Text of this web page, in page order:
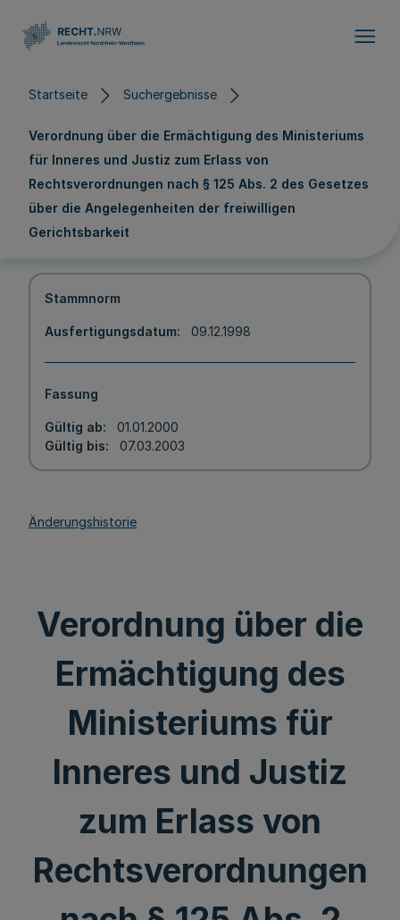
Startseite Suchergebnisse
Verordnung über die Ermächtigung des Ministeriums
für Inneres und Justiz zum Erlass von
Rechtsverordnungen nach § 125 Abs. 2 des Gesetzes
über die Angelegenheiten der freiwilligen
Gerichtsbarkeit
Stammnorm
Ausfertigungsdatum 09.12.1998
Fassung
Gültig ab
01.01.2000
Gültig bis
07.03.2003
Änderungshistorie
Verordnung über die
Ermächtigung des
Ministeriums für
Inneres und Justiz
zum Erlass von
Rechtsverordnungen